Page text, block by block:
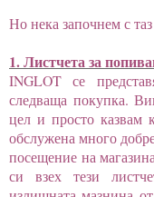
Но нека започнем с
1. Листчета за
INGLOT се
следваща покупка.
цел и просто казвам
обслужена много
посещение на
си взех тези